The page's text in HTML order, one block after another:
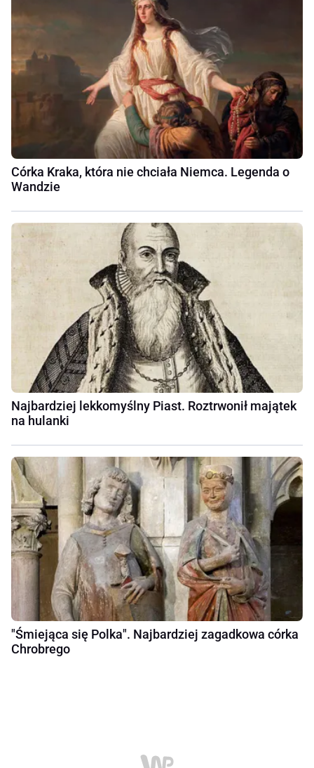
Córka Kraka, która nie chciała Niemca. Legenda o
Wandzie
Najbardziej lekkomyślny Piast. Roztrwonił majątek
na hulanki
"Śmiejąca się Polka". Najbardziej zagadkowa córka
Chrobrego